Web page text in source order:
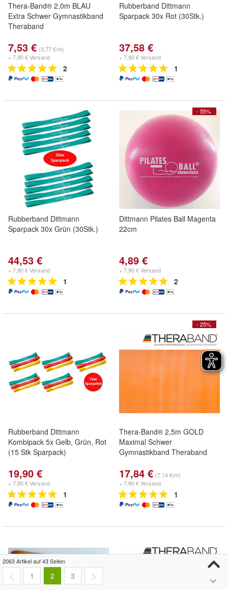
Thera-Band® 2,0m BLAU
Extra Schwer Gymnastikband
Theraband
7,53 € (3,77 €/m)
+ 7,90 € Versand
2
Rubberband Dittmann
Sparpack 30x Rot (30Stk.)
37,58 €
+ 7,90 € Versand
1
Rubberband Dittmann
Sparpack 30x Grün (30Stk.)
44,53 €
+ 7,90 € Versand
1
- 55%
Dittmann Pilates Ball Magenta
22cm
4,89 €
+ 7,90 € Versand
2
Rubberband Dittmann
Kombipack 5x Gelb, Grün, Rot
(15 Stk Sparpack)
19,90 €
+ 7,90 € Versand
1
- 25%
Thera-Band® 2,5m GOLD
Maximal Schwer
Gymnastikband Theraband
17,84 € (7,14 €/m)
+ 7,90 € Versand
1
2063 Artikel auf 43 Seiten
1 2 3